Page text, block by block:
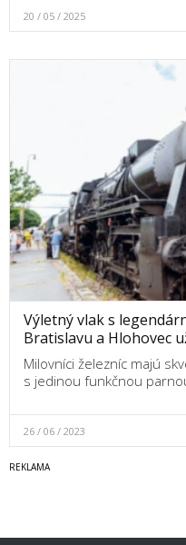
20 / 05 / 2025
Výletný vlak s
Bratislavu a Hlohovec
Milovníci železníc majú
s jedinou funkčnou
26 / 06 / 2023